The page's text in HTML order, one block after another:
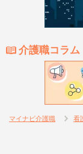
介護職コラム
マイナビ介護職 看